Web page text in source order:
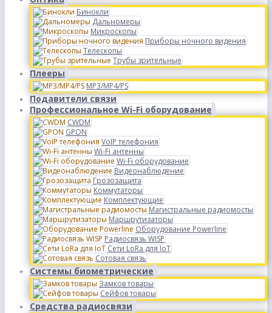
Бинокли
Дальномеры
Микроскопы
Приборы ночного видения
Телескопы
Трубы зрительные
Плееры
MP3/MP4/PS
Подавители связи
Профессиональное Wi-Fi оборудование
CWDM
GPON
VoIP телефония
Wi-Fi антенны
Wi-Fi оборудование
Видеонаблюдение
Грозозащита
Коммутаторы
Комплектующие
Магистральные радиомосты
Маршрутизаторы
Оборудование Powerline
Радиосвязь WISP
Сети LoRa для IoT
Сотовая связь
Системы биометрические
Замков товары
Сейфов товары
Средства радиосвязи